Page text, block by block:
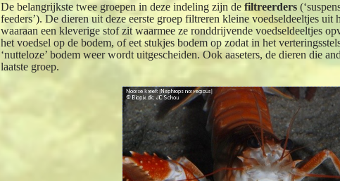
De belangrijkste twee groepen in deze indeling zijn defiltreerders
feeders’). De dieren uit deze eerste groep filtreren kleine voedseldeeltjes uit
waaraan een kleverige stof zit waarmee ze ronddrijvende voedseldeeltjes
het voedsel op de bodem, of eet stukjes bodem op zodat in het
‘nutteloze’ bodem weer wordt uitgescheiden. Ook aaseters, de dieren die
laatste groep.